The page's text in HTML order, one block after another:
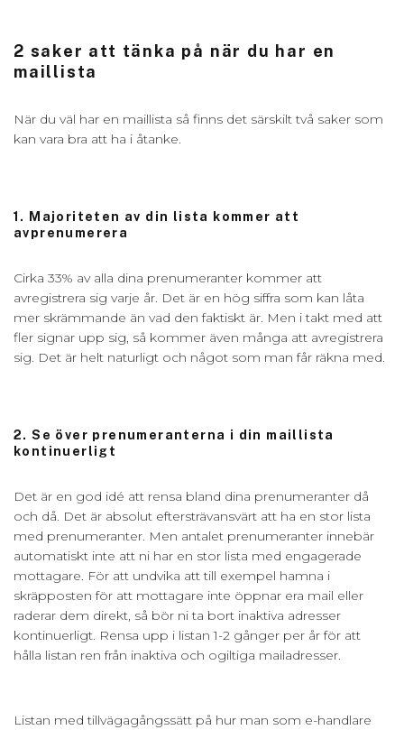
2 saker att tänka på när du har en
maillista
När du väl har en maillista så finns det särskilt två saker som
kan vara bra att ha i åtanke.
1. Majoriteten av din lista kommer att
avprenumerera
Cirka 33% av alla dina prenumeranter kommer att
avregistrera sig varje år. Det är en hög siffra som kan låta
mer skrämmande än vad den faktiskt är. Men i takt med att
fler signar upp sig, så kommer även många att avregistrera
sig. Det är helt naturligt och något som man får räkna med.
2. Se över prenumeranterna i din maillista
kontinuerligt
Det är en god idé att rensa bland dina prenumeranter då
och då. Det är absolut eftersträvansvärt att ha en stor lista
med prenumeranter. Men antalet prenumeranter innebär
automatiskt inte att ni har en stor lista med engagerade
mottagare. För att undvika att till exempel hamna i
skräpposten för att mottagare inte öppnar era mail eller
raderar dem direkt, så bör ni ta bort inaktiva adresser
kontinuerligt. Rensa upp i listan 1-2 gånger per år för att
hålla listan ren från inaktiva och ogiltiga mailadresser.
Listan med tillvägagångssätt på hur man som e-handlare